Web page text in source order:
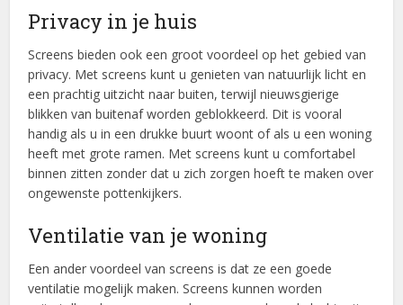
Privacy in je huis
Screens bieden ook een groot voordeel op het gebied van
privacy. Met screens kunt u genieten van natuurlijk licht en
een prachtig uitzicht naar buiten, terwijl nieuwsgierige
blikken van buitenaf worden geblokkeerd. Dit is vooral
handig als u in een drukke buurt woont of als u een woning
heeft met grote ramen. Met screens kunt u comfortabel
binnen zitten zonder dat u zich zorgen hoeft te maken over
ongewenste pottenkijkers.
Ventilatie van je woning
Een ander voordeel van screens is dat ze een goede
ventilatie mogelijk maken. Screens kunnen worden